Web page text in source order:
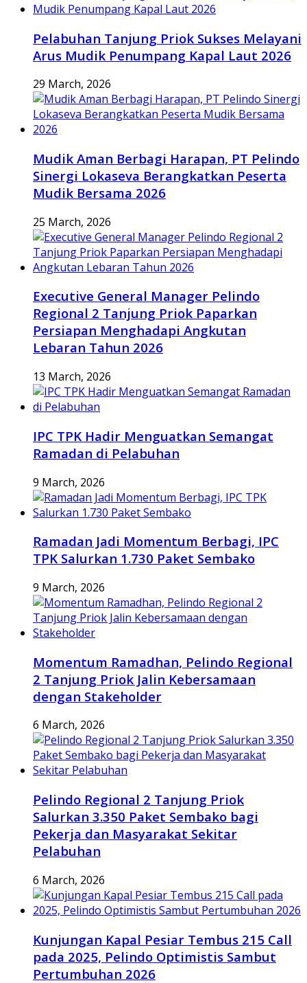
Pelabuhan Tanjung Priok Sukses Melayani
Arus Mudik Penumpang Kapal Laut 2026
29 March, 2026
Mudik Aman Berbagi Harapan, PT Pelindo
Sinergi Lokaseva Berangkatkan Peserta
Mudik Bersama 2026
25 March, 2026
Executive General Manager Pelindo
Regional 2 Tanjung Priok Paparkan
Persiapan Menghadapi Angkutan
Lebaran Tahun 2026
13 March, 2026
IPC TPK Hadir Menguatkan Semangat
Ramadan di Pelabuhan
9 March, 2026
Ramadan Jadi Momentum Berbagi, IPC
TPK Salurkan 1.730 Paket Sembako
9 March, 2026
Momentum Ramadhan, Pelindo Regional
2 Tanjung Priok Jalin Kebersamaan
dengan Stakeholder
6 March, 2026
Pelindo Regional 2 Tanjung Priok
Salurkan 3.350 Paket Sembako bagi
Pekerja dan Masyarakat Sekitar
Pelabuhan
6 March, 2026
Kunjungan Kapal Pesiar Tembus 215 Call
pada 2025, Pelindo Optimistis Sambut
Pertumbuhan 2026